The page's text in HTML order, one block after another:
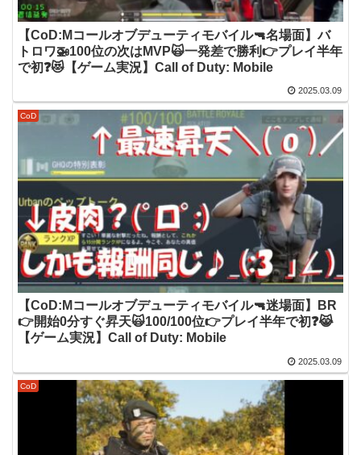
【CoD:Mコールオブデューティモバイル🔫名場面】バ
トロワ🚁100位の次はMVP🙀一発差で勝利👉プレイ半年
で初❓😻【ゲーム実況】Call of Duty: Mobile
2025.03.09
CoD
【CoD:Mコールオブデューティモバイル🔫迷場面】BR
👉開始0分すぐ昇天🙀100/100位👉プレイ半年で初❓😹
【ゲーム実況】Call of Duty: Mobile
2025.03.09
CoD